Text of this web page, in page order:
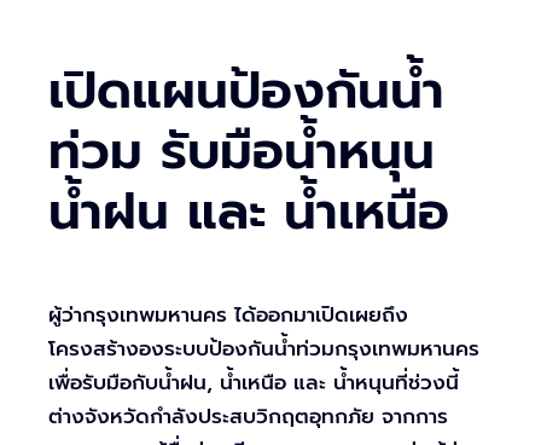
เปิดแผนป้องกันน้ำ
ท่วม รับมือน้ำหนุน
น้ำฝน และ น้ำเหนือ
ผู้ว่ากรุงเทพมหานคร ได้ออกมาเปิดเผยถึง
โครงสร้างองระบบป้องกันน้ำท่วมกรุงเทพมหานคร
เพื่อรับมือกับน้ำฝน, น้ำเหนือ และ น้ำหนุนที่ช่วงนี้
ต่างจังหวัดกำลังประสบวิกฤตอุทกภัย จากการ